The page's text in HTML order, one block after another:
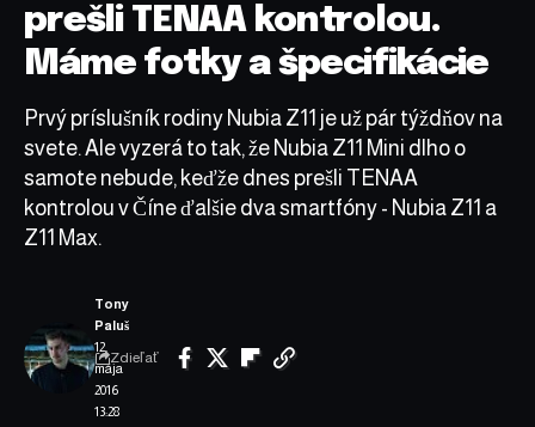
prešli TENAA kontrolou.
Máme fotky a špecifikácie
Prvý príslušník rodiny Nubia Z11 je už pár týždňov na
svete. Ale vyzerá to tak, že Nubia Z11 Mini dlho o
samote nebude, keďže dnes prešli TENAA
kontrolou v Číne ďalšie dva smartfóny - Nubia Z11 a
Z11 Max.
12.
mája
2016
13:28
Tony
Paluš
Zdieľať